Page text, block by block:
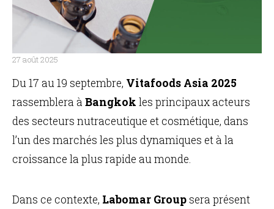
27 août 2025
Du 17 au 19 septembre, Vitafoods Asia 2025
rassemblera à Bangkok les principaux acteurs
des secteurs nutraceutique et cosmétique, dans
l’un des marchés les plus dynamiques et à la
croissance la plus rapide au monde.
Dans ce contexte, Labomar Groupsera présent